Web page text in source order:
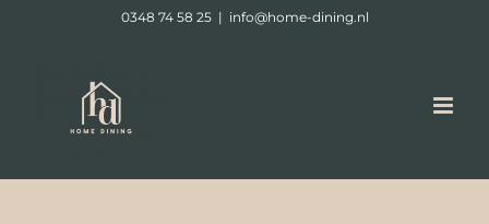
0348 74 58 25 | info@home-dining.nl